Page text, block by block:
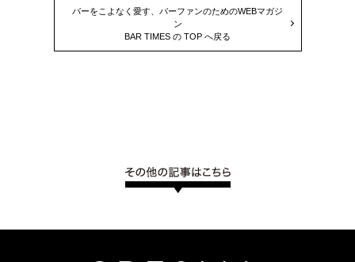
バーをこよなく愛す、バーファンのためのWEBマガジ
ン
BAR TIMES の TOP へ戻る